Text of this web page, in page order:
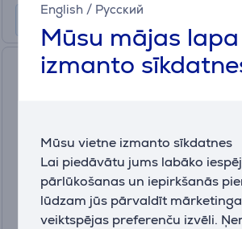
English / Русский
Mūsu mājas lapa
izmanto
Mūsu vietne izmanto sīkdatnes
Lai piedāvātu jums labāko
pārlūkošanas un iepirkšanās
lūdzam jūs pārvaldīt
veiktspējas preferenču izvēli.
Brother,
Cena:
319.99 €
10 mēneši 34 €